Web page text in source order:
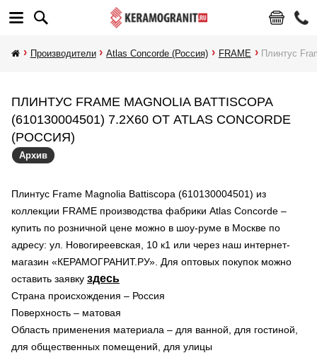
Производители Atlas Concorde (Россия) FRAME Плинтус
ПЛИНТУС FRAME MAGNOLIA BATTISCOPA
(610130004501) 7.2X60 ОТ ATLAS CONCORDE
(РОССИЯ)
Архив
Плинтус Frame Magnolia Battiscopa (610130004501) из
коллекции FRAME производства фабрики Atlas Concorde –
купить по розничной цене можно в шоу-руме в Москве по
адресу: ул. Новогиреевская, 10 к1 или через наш интернет-
магазин «КЕРАМОГРАНИТ.РУ». Для оптовых покупок можно
оставить заявку здесь
Страна происхождения – Россия
Поверхность – матовая
Область применения материала – для ванной, для гостиной,
для общественных помещений, для улицы